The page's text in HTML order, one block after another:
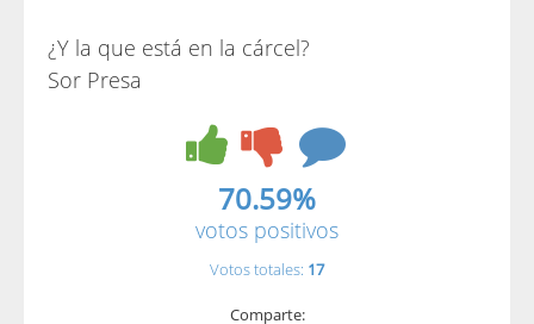
¿Y la que está en la cárcel?
Sor Presa
70.59%
votos positivos
Votos totales: 17
Comparte: